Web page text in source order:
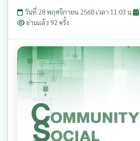
วันที่ 28 พฤศจิกายน 2568 เวลา 11:03 น.
อ่านแล้ว 92 ครั้ง